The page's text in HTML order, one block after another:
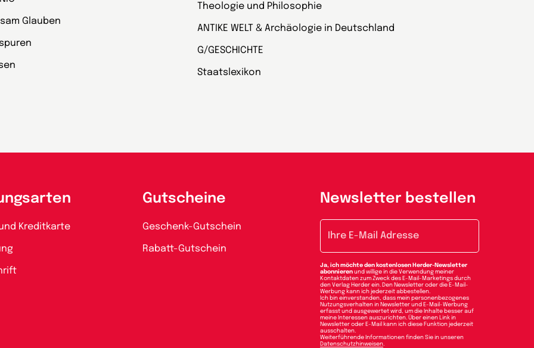
Glauben
Theologie und Philosophie
ANTIKE WELT & Archäologie in Deutschland
G/GESCHICHTE
Staatslexikon
Kreditkarte
Gutscheine
Geschenk-Gutschein
Rabatt-Gutschein
Newsletter bestellen
Ja, ich möchte den kostenlosen Herder-Newsletter
abonnierenund willige in die Verwendung meiner
Kontaktdaten zum Zweck des E-Mail-Marketings durch
den Verlag Herder ein. Den Newsletter oder die E-Mail-
Werbung kann ich jederzeit abbestellen.
Ich bin einverstanden, dass mein personenbezogenes
Nutzungsverhalten in Newsletter und E-Mail-Werbung
erfasst und ausgewertet wird, um die Inhalte besser auf
meine Interessen auszurichten. Über einen Link in
Newsletter oder E-Mail kann ich diese Funktion jederzeit
ausschalten.
Weiterführende Informationen finden Sie in unseren
Datenschutzhinweisen.